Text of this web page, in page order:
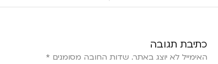
כתיבת תגובה
האימייל לא יוצג באתר. שדות החובה מסומנים *